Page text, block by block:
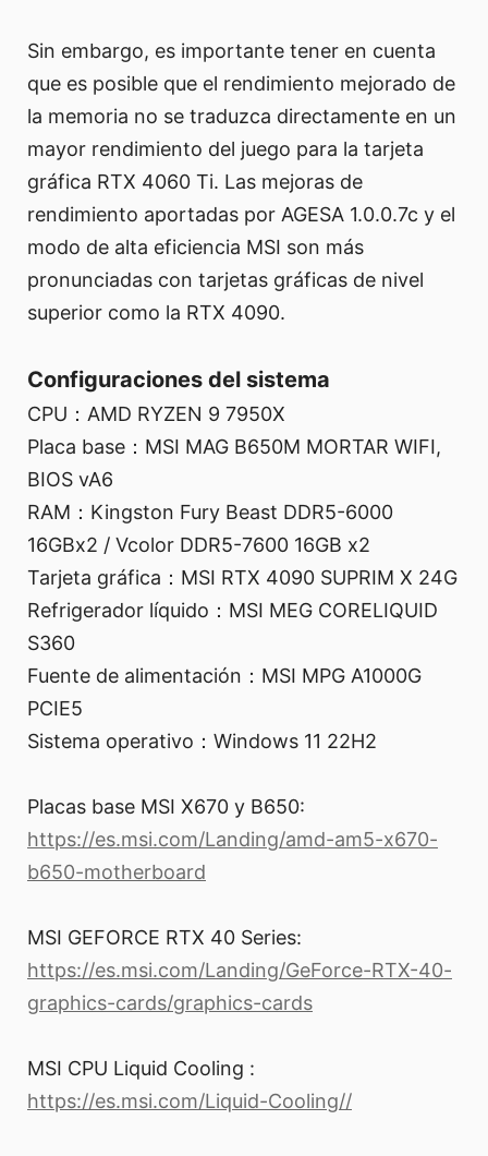
Sin embargo, es importante tener en cuenta
que es posible que el rendimiento mejorado de
la memoria no se traduzca directamente en un
mayor rendimiento del juego para la tarjeta
gráfica RTX 4060 Ti. Las mejoras de
rendimiento aportadas por AGESA 1.0.0.7c y el
modo de alta eficiencia MSI son más
pronunciadas con tarjetas gráficas de nivel
superior como la RTX 4090.
Configuraciones del sistema
CPU：AMD RYZEN 9 7950X
Placa base：MSI MAG B650M MORTAR WIFI,
BIOS vA6
RAM：Kingston Fury Beast DDR5-6000
16GBx2 / Vcolor DDR5-7600 16GB x2
Tarjeta gráfica：MSI RTX 4090 SUPRIM X 24G
Refrigerador líquido：MSI MEG CORELIQUID
S360
Fuente de alimentación：MSI MPG A1000G
PCIE5
Sistema operativo：Windows 11 22H2
Placas base MSI X670 y B650:
https://es.msi.com/Landing/amd-am5-x670-
b650-motherboard
MSI GEFORCE RTX 40 Series:
https://es.msi.com/Landing/GeForce-RTX-40-
graphics-cards/graphics-cards
MSI CPU Liquid Cooling :
https://es.msi.com/Liquid-Cooling//